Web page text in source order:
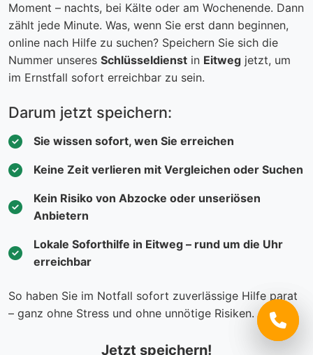
Moment – nachts, bei Kälte oder am Wochenende. Dann
zählt jede Minute. Was, wenn Sie erst dann beginnen,
online nach Hilfe zu suchen? Speichern Sie sich die
Nummer unseres Schlüsseldienst in Eitweg jetzt, um
im Ernstfall sofort erreichbar zu sein.
Darum jetzt speichern:
Sie wissen sofort, wen Sie erreichen
Keine Zeit verlieren mit Vergleichen oder Suchen
Kein Risiko von Abzocke oder unseriösen
Anbietern
Lokale Soforthilfe in Eitweg – rund um die Uhr
erreichbar
So haben Sie im Notfall sofort zuverlässige Hilfe parat
– ganz ohne Stress und ohne unnötige Risiken.
Jetzt speichern!